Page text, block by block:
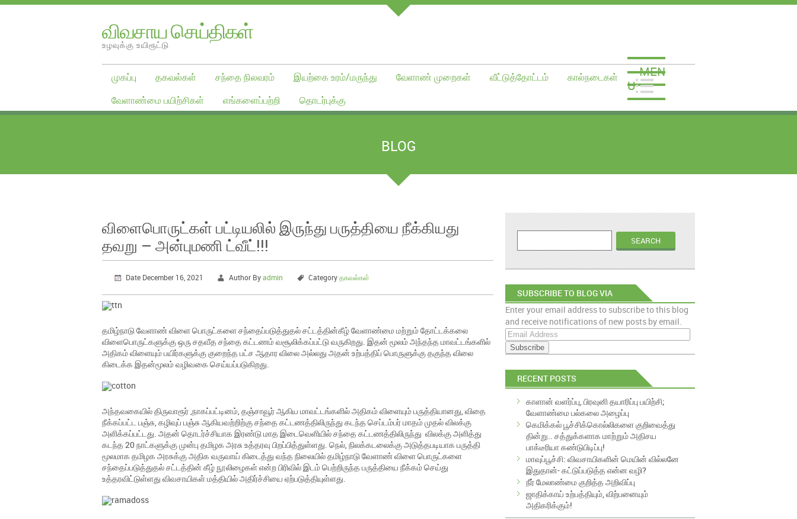
விவசாய செய்திகள்
உழவுக்கு உயிரூட்டு
முகப்பு தகவல்கள் சந்தை நிலவரம் இயற்கை உரம்/மருந்து வேளாண் முறைகள் வீட்டுத்தோட்டம்
கால்நடைகள்
வேளாண்மை பயிற்சிகள்
எங்களைப்பற்றி தொடர்புக்கு
MEN
U
BLOG
விளைபொருட்கள் பட்டியலில் இருந்து பருத்தியை நீக்கியது
தவறு – அன்புமணி ட்வீட்!!!
Date December 16, 2021 Author Byadmin Categoryதகவல்கள்
தமிழ்நாடு வேளாண் விளை பொருட்களை சந்தைப்படுத்துதல் சட்டத்தின்கீழ் வேளாண்மை மற்றும் தோட்டக்கலை
விளைபொருட்களுக்கு ஒரு சதவீத சந்தை கட்டணம் வசூலிக்கப்பட்டு வருகிறது. இதன் மூலம் அந்தந்த மாவட்டங்களில்
அதிகம் விளையும் பயிர்களுக்கு குறைந்த பட்ச ஆதார விலை அல்லது அதன் உற்பத்திப் பொருளுக்கு தகுந்த விலை
கிடைக்க இதன்மூலம் வழிவகை செய்யப்படுகிறது.
அந்தவகையில் திருவாரூர் ,நாகப்பட்டினம், தஞ்சாவூர் ஆகிய மாவட்டங்களில் அதிகம் விளையும் பருத்தியானது, விதை
நீக்கப்பட்ட பஞ்சு, கழிவுப் பஞ்சு ஆகியவற்றிற்கு சந்தை கட்டணத்திலிருந்து கடந்த செப்டம்பர் மாதம் முதல் விலக்கு
அளிக்கப்பட்டது. அதன் தொடர்ச்சியாக இரண்டு மாத இடைவெளியில் சந்தை கட்டணத்திலிருந்து விலக்கு அளித்து
கடந்த 20 நாட்களுக்கு முன்பு தமிழக அரசு உத்தரவு பிறப்பித்துள்ளது. நெல், நிலக்கடலைக்கு அடுத்தபடியாக பருத்தி
மூலமாக தமிழக அரசுக்கு அதிக வருவாய் கிடைத்து வந்த நிலையில் தமிழ்நாடு வேளாண் விளை பொருட்களை
சந்தைப்படுத்துதல் சட்டத்தின் கீழ் நூலிழைகள் என்ற பிரிவில் இடம் பெற்றிருந்த பருத்தியை நீக்கம் செய்து
உத்தரவிட்டுள்ளது விவசாயிகள் மத்தியில் அதிர்ச்சியை ஏற்படுத்தியுள்ளது.
SUBSCRIBE TO BLOG VIA
EMAIL
Enter your email address to subscribe to this blog
and receive notifications of new posts by email.
E
m
a
i
A
RECENT POSTS
காளான் வளர்ப்பு, பிரவுனி தயாரிப்பு பயிற்சி;
வேளாண்மை பல்கலை அழைப்பு
கெமிக்கல் பூச்சிக்கொல்லிகளை குறிவைத்து
தின்று.. சத்துக்களாக மாற்றும் அதிசய
பாக்டீரியா கண்டுபிடிப்பு!
மாவுப்பூச்சி: விவசாயிகளின் மெயின் வில்லனே
இதுதான்- கட்டுப்படுத்த என்ன வழி?
நீர் மேலாண்மை குறித்த அறிவிப்பு
ஜாதிக்காய் உற்பத்தியும், விற்பனையும்
அதிகரிக்கும்!